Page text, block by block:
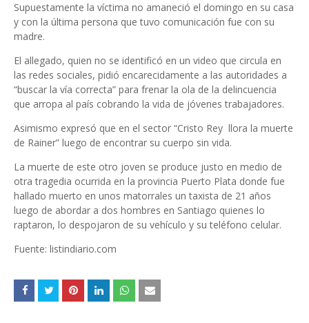
Supuestamente la víctima no amaneció el domingo en su casa
y con la última persona que tuvo comunicación fue con su
madre.
El allegado, quien no se identificó en un video que circula en
las redes sociales, pidió encarecidamente a las autoridades a
“buscar la vía correcta” para frenar la ola de la delincuencia
que arropa al país cobrando la vida de jóvenes trabajadores.
Asimismo expresó que en el sector “Cristo Rey llora la muerte
de Rainer” luego de encontrar su cuerpo sin vida.
La muerte de este otro joven se produce justo en medio de
otra tragedia ocurrida en la provincia Puerto Plata donde fue
hallado muerto en unos matorrales un taxista de 21 años
luego de abordar a dos hombres en Santiago quienes lo
raptaron, lo despojaron de su vehículo y su teléfono celular.
Fuente: listindiario.com